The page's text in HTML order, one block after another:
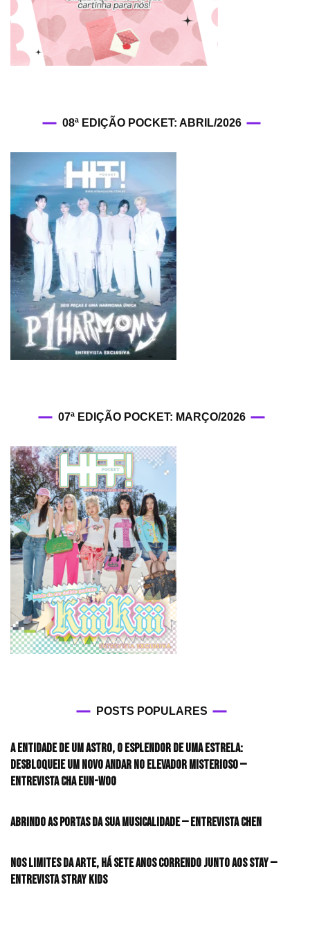
08ª EDIÇÃO POCKET: ABRIL/2026
07ª EDIÇÃO POCKET: MARÇO/2026
POSTS POPULARES
A entidade de um astro, o esplendor de uma estrela:
desbloqueie um novo andar no elevador misterioso —
Entrevista CHA EUN-WOO
Abrindo as portas da sua musicalidade — Entrevista CHEN
Nos limites da arte, há sete anos correndo junto aos STAY —
Entrevista Stray Kids